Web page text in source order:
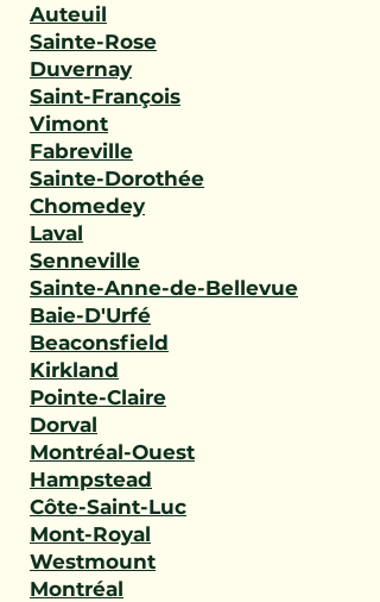
Auteuil
Sainte-Rose
Duvernay
Saint-François
Vimont
Fabreville
Sainte-Dorothée
Chomedey
Laval
Senneville
Sainte-Anne-de-Bellevue
Baie-D'Urfé
Beaconsfield
Kirkland
Pointe-Claire
Dorval
Montréal-Ouest
Hampstead
Côte-Saint-Luc
Mont-Royal
Westmount
Montréal